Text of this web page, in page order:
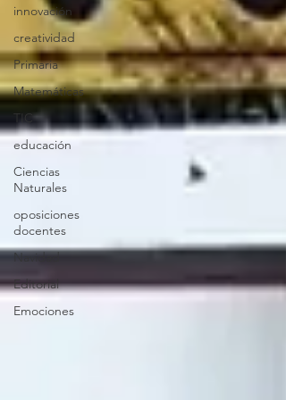
innovación
creatividad
Primaria
Matemáticas
TIC
educación
Ciencias
Naturales
oposiciones
docentes
Navidad
Editorial
Emociones